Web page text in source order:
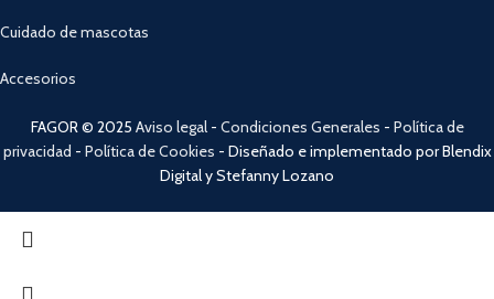
Cuidado de mascotas
Accesorios
FAGOR © 2025 Aviso legal- Condiciones Generales - Política de
privacidad - Política de Cookies - Diseñado e implementado por Blendix
Digital y Stefanny Lozano